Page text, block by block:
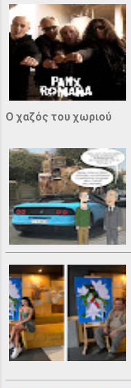
Ο χαζός του χωριού